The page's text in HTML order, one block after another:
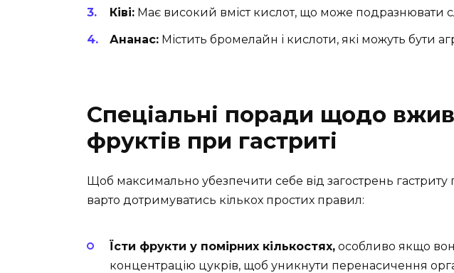
Ківі: Має високий вміст кислот, що може подразнювати
Ананас: Містить бромелайн і кислоти, які можуть бути
Спеціальні поради щодо
фруктів при гастриті
Щоб максимально убезпечити себе від загострень гастриту
варто дотримуватись кількох простих правил:
Їсти фрукти у помірних кількостях, особливо якщо
концентрацію цукрів, щоб уникнути перенасичення